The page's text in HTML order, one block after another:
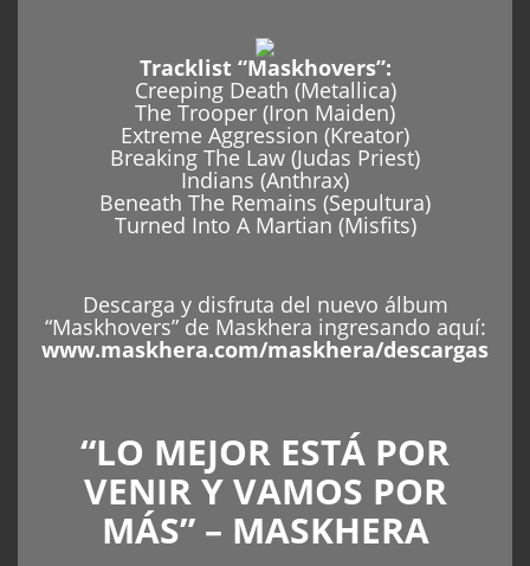
Tracklist “Maskhovers”:
Creeping Death (Metallica)
The Trooper (Iron Maiden)
Extreme Aggression (Kreator)
Breaking The Law (Judas Priest)
Indians (Anthrax)
Beneath The Remains (Sepultura)
Turned Into A Martian (Misfits)
Descarga y disfruta del nuevo álbum
“Maskhovers” de Maskhera ingresando aquí:
www.maskhera.com/maskhera/descargas
“LO MEJOR ESTÁ POR
VENIR Y VAMOS POR
MÁS” – MASKHERA